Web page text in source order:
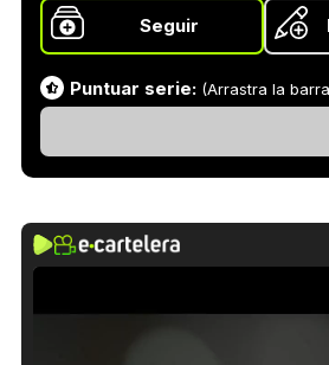
Seguir
Puntuar serie: (Arrastra la